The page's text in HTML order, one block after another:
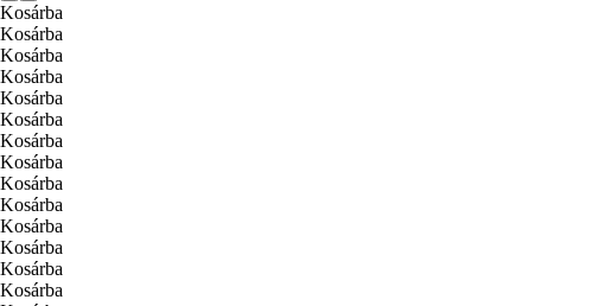
Kosárba
Kosárba
Kosárba
Kosárba
Kosárba
Kosárba
Kosárba
Kosárba
Kosárba
Kosárba
Kosárba
Kosárba
Kosárba
Kosárba